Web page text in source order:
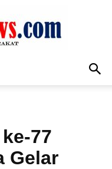
77
Gelar